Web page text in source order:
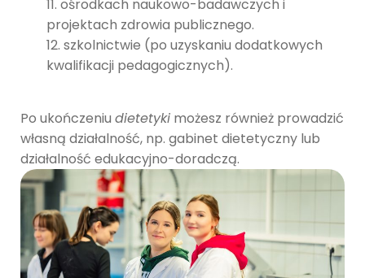
ośrodkach naukowo-badawczych i
projektach zdrowia publicznego.
szkolnictwie (po uzyskaniu dodatkowych
kwalifikacji pedagogicznych).
Po ukończeniu dietetyki możesz również prowadzić
własną działalność, np. gabinet dietetyczny lub
działalność edukacyjno-doradczą.